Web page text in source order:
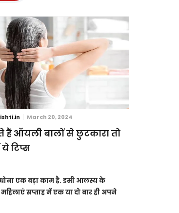
March 20, 2024
हैं ऑयली बालों से छुटकारा तो
टिप्स
एक बड़ा काम है. इसी आलस्य के
सप्ताह में एक या दो बार ही अपने